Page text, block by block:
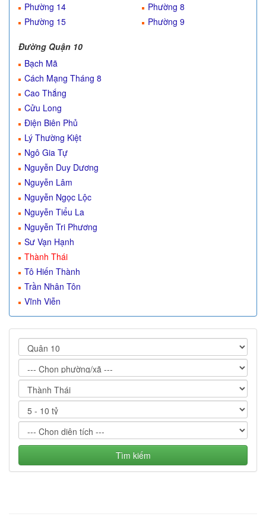
Phường 14
Phường 15
Phường 8
Phường 9
Đường Quận 10
Bạch Mã
Cách Mạng Tháng 8
Cao Thắng
Cửu Long
Điện Biên Phủ
Lý Thường Kiệt
Ngô Gia Tự
Nguyễn Duy Dương
Nguyễn Lâm
Nguyễn Ngọc Lộc
Nguyễn Tiểu La
Nguyễn Tri Phương
Sư Vạn Hạnh
Thành Thái
Tô Hiến Thành
Trần Nhân Tôn
Vĩnh Viễn
Tìm kiếm